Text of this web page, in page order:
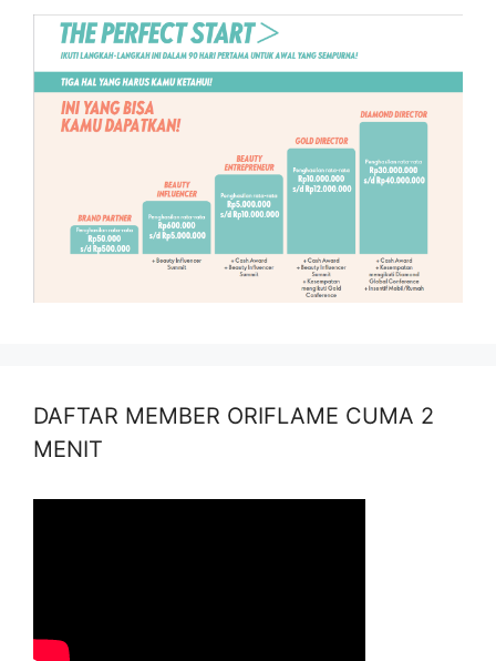
DAFTAR MEMBER ORIFLAME CUMA 2
MENIT